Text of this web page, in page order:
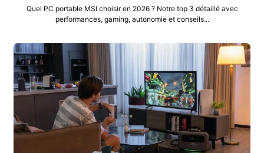
Quel PC portable MSI choisir en 2026 ? Notre top 3 détaillé avec
performances, gaming, autonomie et conseils...